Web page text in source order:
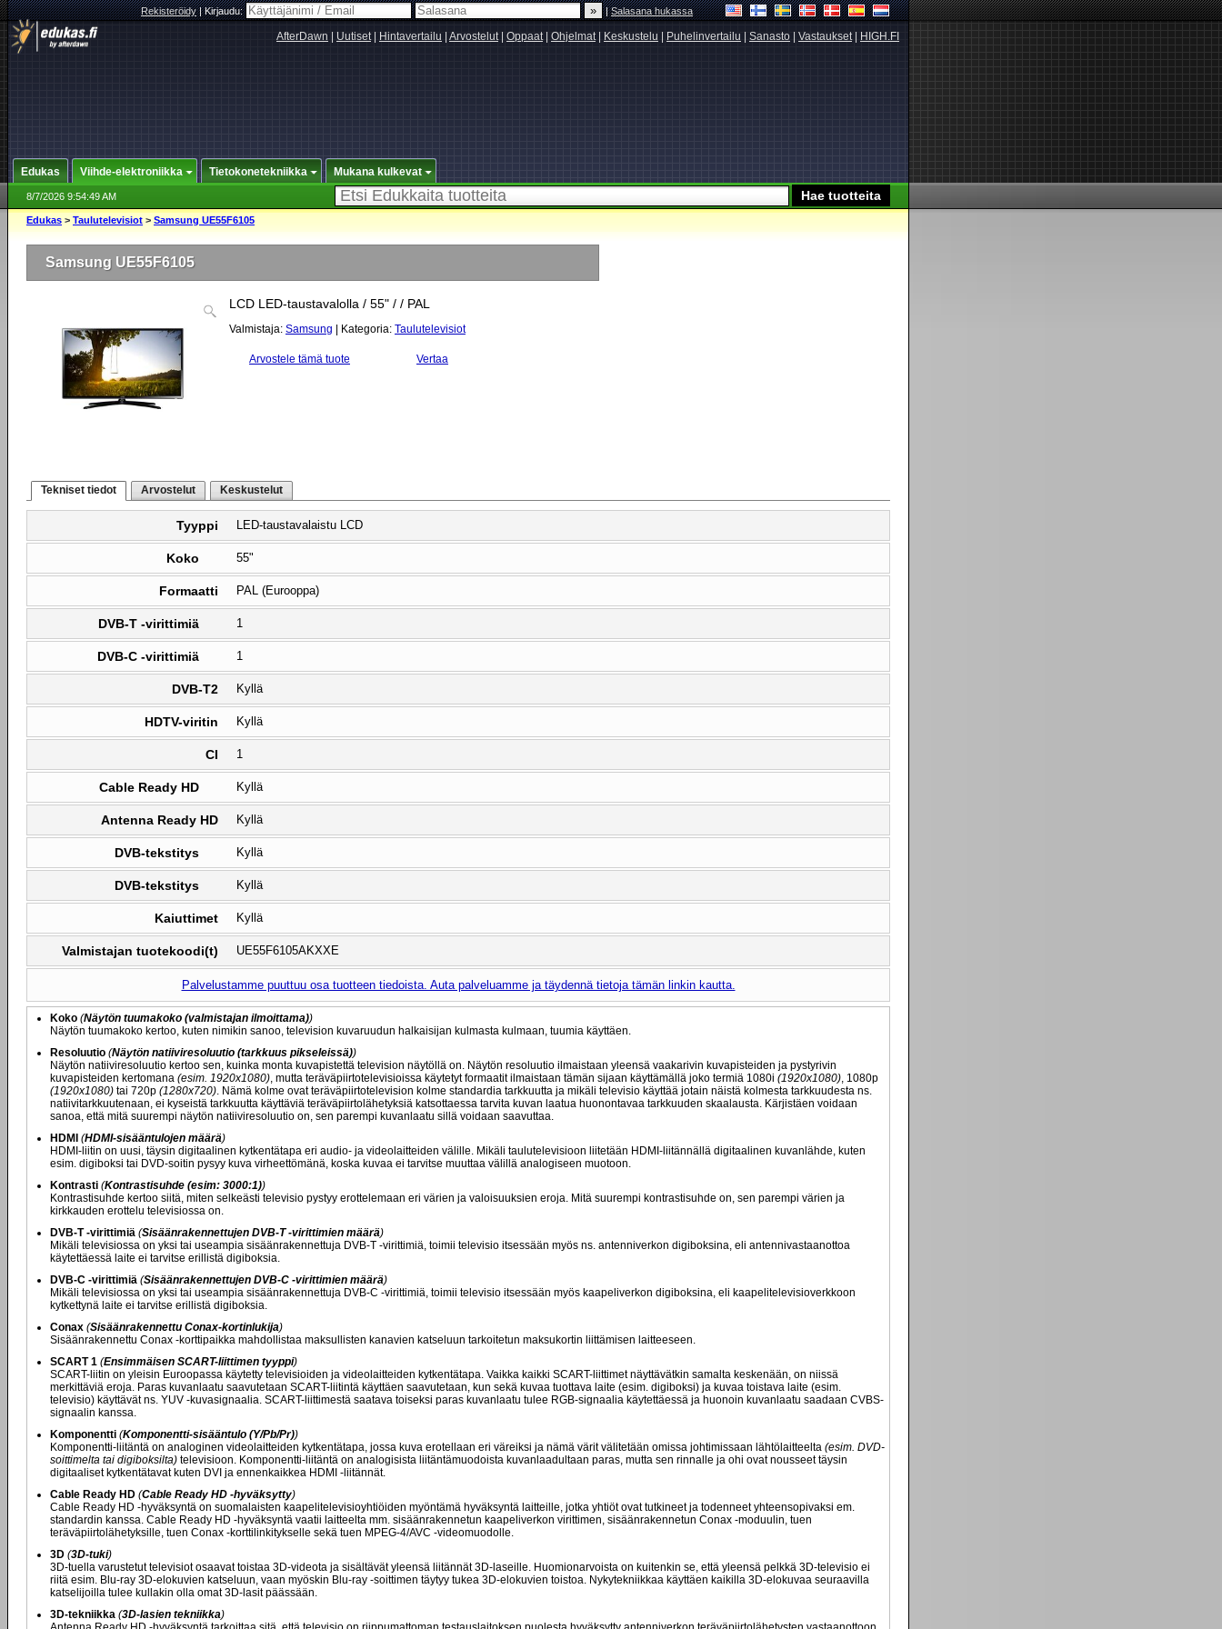
Rekisteröidy|Kirjaudu: |Salasana hukassa
AfterDawn Uutiset| Hintavertailu Arvostelut| Oppaat| Ohjelmat| Keskustelu Puhelinvertailu Sanasto Vastaukset| HIGH.FI
Edukas Viihde-elektroniikka Tietokonetekniikka Mukana kulkevat
8/7/2026 9:54:49 AM
Edukas > Taulutelevisiot > Samsung UE55F6105
Samsung UE55F6105
LCD LED-taustavalolla / 55" / / PAL
Valmistaja: Samsung | Kategoria: Taulutelevisiot
Arvostele tämä tuote Vertaa
Tekniset tiedot Arvostelut Keskustelut
Tyyppi LED-taustavalaistu LCD
Koko 55"
Formaatti PAL (Eurooppa)
DVB-T -virittimiä 1
DVB-C -virittimiä 1
DVB-T2 Kyllä
HDTV-viritin Kyllä
CI 1
Cable Ready HD Kyllä
Antenna Ready HD Kyllä
DVB-tekstitys Kyllä
DVB-tekstitys Kyllä
Kaiuttimet Kyllä
Valmistajan tuotekoodi(t) UE55F6105AKXXE
Palvelustamme puuttuu osa tuotteen tiedoista. Auta palveluamme ja täydennä tietoja tämän linkin kautta.
Koko (Näytön tuumakoko (valmistajan ilmoittama))
Näytön tuumakoko kertoo, kuten nimikin sanoo, television kuvaruudun halkaisijan kulmasta kulmaan, tuumia käyttäen.
Resoluutio (Näytön natiiviresoluutio (tarkkuus pikseleissä))
Näytön natiiviresoluutio kertoo sen, kuinka monta kuvapistettä television näytöllä on. Näytön resoluutio ilmaistaan yleensä vaakarivin kuvapisteiden ja pystyrivin
kuvapisteiden kertomana (esim. 1920x1080), mutta teräväpiirtotelevisioissa käytetyt formaatit ilmaistaan tämän sijaan käyttämällä joko termiä 1080i (1920x1080), 1080p
(1920x1080) tai 720p (1280x720). Nämä kolme ovat teräväpiirtotelevision kolme standardia tarkkuutta ja mikäli televisio käyttää jotain näistä kolmesta tarkkuudesta ns.
natiivitarkkuutenaan, ei kyseistä tarkkuutta käyttäviä teräväpiirtolähetyksiä katsottaessa tarvita kuvan laatua huonontavaa tarkkuuden skaalausta. Kärjistäen voidaan
sanoa, että mitä suurempi näytön natiiviresoluutio on, sen parempi kuvanlaatu sillä voidaan saavuttaa.
HDMI (HDMI-sisääntulojen määrä)
HDMI-liitin on uusi, täysin digitaalinen kytkentätapa eri audio- ja videolaitteiden välille. Mikäli taulutelevisioon liitetään HDMI-liitännällä digitaalinen kuvanlähde, kuten
esim. digiboksi tai DVD-soitin pysyy kuva virheettömänä, koska kuvaa ei tarvitse muuttaa välillä analogiseen muotoon.
Kontrasti (Kontrastisuhde (esim: 3000:1))
Kontrastisuhde kertoo siitä, miten selkeästi televisio pystyy erottelemaan eri värien ja valoisuuksien eroja. Mitä suurempi kontrastisuhde on, sen parempi värien ja
kirkkauden erottelu televisiossa on.
DVB-T -virittimiä (Sisäänrakennettujen DVB-T -virittimien määrä)
Mikäli televisiossa on yksi tai useampia sisäänrakennettuja DVB-T -virittimiä, toimii televisio itsessään myös ns. antenniverkon digiboksina, eli antennivastaanottoa
käytettäessä laite ei tarvitse erillistä digiboksia.
DVB-C -virittimiä (Sisäänrakennettujen DVB-C -virittimien määrä)
Mikäli televisiossa on yksi tai useampia sisäänrakennettuja DVB-C -virittimiä, toimii televisio itsessään myös kaapeliverkon digiboksina, eli kaapelitelevisioverkkoon
kytkettynä laite ei tarvitse erillistä digiboksia.
Conax (Sisäänrakennettu Conax-kortinlukija)
Sisäänrakennettu Conax -korttipaikka mahdollistaa maksullisten kanavien katseluun tarkoitetun maksukortin liittämisen laitteeseen.
SCART 1 (Ensimmäisen SCART-liittimen tyyppi)
SCART-liitin on yleisin Euroopassa käytetty televisioiden ja videolaitteiden kytkentätapa. Vaikka kaikki SCART-liittimet näyttävätkin samalta keskenään, on niissä
merkittäviä eroja. Paras kuvanlaatu saavutetaan SCART-liitintä käyttäen saavutetaan, kun sekä kuvaa tuottava laite (esim. digiboksi) ja kuvaa toistava laite (esim.
televisio) käyttävät ns. YUV -kuvasignaalia. SCART-liittimestä saatava toiseksi paras kuvanlaatu tulee RGB-signaalia käytettäessä ja huonoin kuvanlaatu saadaan CVBS-
signaalin kanssa.
Komponentti (Komponentti-sisääntulo (Y/Pb/Pr))
Komponentti-liitäntä on analoginen videolaitteiden kytkentätapa, jossa kuva erotellaan eri väreiksi ja nämä värit välitetään omissa johtimissaan lähtölaitteelta (esim. DVD-
soittimelta tai digiboksilta) televisioon. Komponentti-liitäntä on analogisista liitäntämuodoista kuvanlaadultaan paras, mutta sen rinnalle ja ohi ovat nousseet täysin
digitaaliset kytkentätavat kuten DVI ja ennenkaikkea HDMI -liitännät.
Cable Ready HD (Cable Ready HD -hyväksytty)
Cable Ready HD -hyväksyntä on suomalaisten kaapelitelevisioyhtiöiden myöntämä hyväksyntä laitteille, jotka yhtiöt ovat tutkineet ja todenneet yhteensopivaksi em.
standardin kanssa. Cable Ready HD -hyväksyntä vaatii laitteelta mm. sisäänrakennetun kaapeliverkon virittimen, sisäänrakennetun Conax -moduulin, tuen
teräväpiirtolähetyksille, tuen Conax -korttilinkitykselle sekä tuen MPEG-4/AVC -videomuodolle.
3D (3D-tuki)
3D-tuella varustetut televisiot osaavat toistaa 3D-videota ja sisältävät yleensä liitännät 3D-laseille. Huomionarvoista on kuitenkin se, että yleensä pelkkä 3D-televisio ei
riitä esim. Blu-ray 3D-elokuvien katseluun, vaan myöskin Blu-ray -soittimen täytyy tukea 3D-elokuvien toistoa. Nykytekniikkaa käyttäen kaikilla 3D-elokuvaa seuraavilla
katselijoilla tulee kullakin olla omat 3D-lasit päässään.
3D-tekniikka (3D-lasien tekniikka)